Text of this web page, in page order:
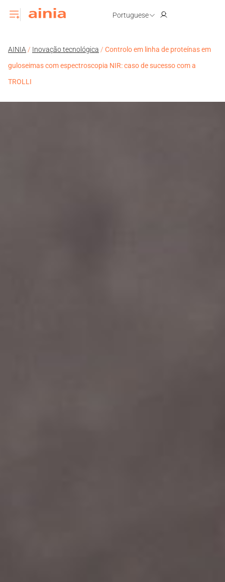
Portuguese
AINIA / Inovação tecnológica / Controlo em linha de proteínas em
guloseimas com espectroscopia NIR: caso de sucesso com a
TROLLI